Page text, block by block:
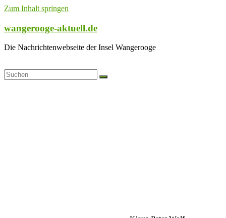
Zum Inhalt springen
wangerooge-aktuell.de
Die Nachrichtenwebseite der Insel Wangerooge